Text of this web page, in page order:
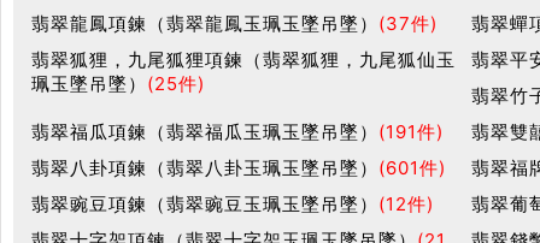
翡翠龍鳳項鍊（翡翠龍鳳玉珮玉墜吊墜） (37件)
翡翠蟬
翡翠狐狸，九尾狐狸項鍊（翡翠狐狸，九尾狐仙玉
珮玉墜吊墜） (25件)
翡翠平
翡翠竹
翡翠福瓜項鍊（翡翠福瓜玉珮玉墜吊墜） (191件)
翡翠雙
翡翠八卦項鍊（翡翠八卦玉珮玉墜吊墜） (601件)
翡翠福
翡翠豌豆項鍊（翡翠豌豆玉珮玉墜吊墜） (12件)
翡翠葡